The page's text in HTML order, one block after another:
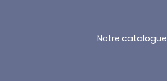
Notre catalogue